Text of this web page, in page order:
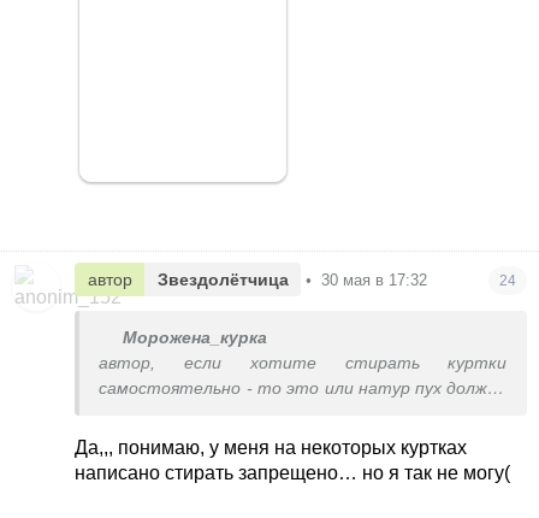
автор Звездолётчица • 30 мая в 17:32 24
Морожена_курка
автор, если хотите стирать куртки
самостоятельно - то это или натур пух должен
наполнитель типа синтепона, слимтекса и тд.
все, что непростеганная синтетика типа
Да,,, понимаю, у меня на некоторых куртках
написано стирать запрещено… но я так не могу(